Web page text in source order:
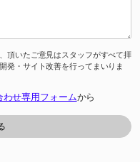
頂いたご意見はスタッフがすべて拝
発・サイト改善を行ってまいりま
わせ専用フォームから